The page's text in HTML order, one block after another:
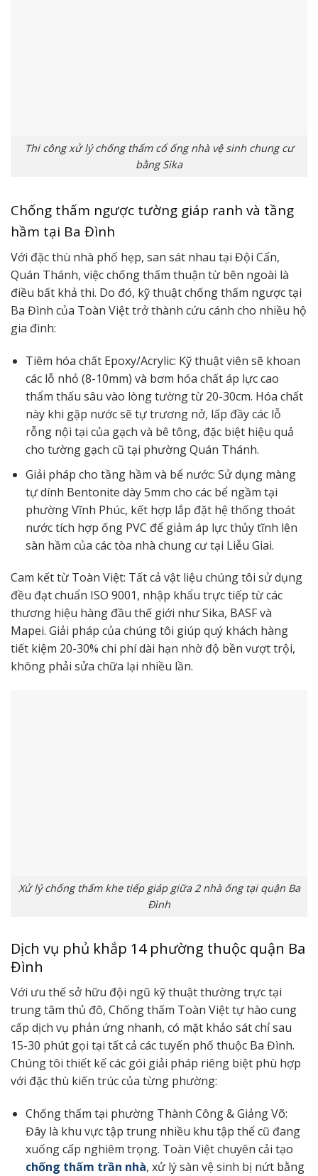
Thi công xử lý chống thấm cổ ống nhà vệ sinh chung cư
bằng Sika
Chống thấm ngược tường giáp ranh và tầng
hầm tại Ba Đình
Với đặc thù nhà phố hẹp, san sát nhau tại Đội Cấn,
Quán Thánh, việc chống thấm thuận từ bên ngoài là
điều bất khả thi. Do đó, kỹ thuật chống thấm ngược tại
Ba Đình của Toàn Việt trở thành cứu cánh cho nhiều hộ
gia đình:
Tiêm hóa chất Epoxy/Acrylic: Kỹ thuật viên sẽ khoan
các lỗ nhỏ (8-10mm) và bơm hóa chất áp lực cao
thẩm thấu sâu vào lòng tường từ 20-30cm. Hóa chất
này khi gặp nước sẽ tự trương nở, lấp đầy các lỗ
rỗng nội tại của gạch và bê tông, đặc biệt hiệu quả
cho tường gạch cũ tại phường Quán Thánh.
Giải pháp cho tầng hầm và bể nước: Sử dụng màng
tự dính Bentonite dày 5mm cho các bể ngầm tại
phường Vĩnh Phúc, kết hợp lắp đặt hệ thống thoát
nước tích hợp ống PVC để giảm áp lực thủy tĩnh lên
sàn hầm của các tòa nhà chung cư tại Liễu Giai.
Cam kết từ Toàn Việt: Tất cả vật liệu chúng tôi sử dụng
đều đạt chuẩn ISO 9001, nhập khẩu trực tiếp từ các
thương hiệu hàng đầu thế giới như Sika, BASF và
Mapei. Giải pháp của chúng tôi giúp quý khách hàng
tiết kiệm 20-30% chi phí dài hạn nhờ độ bền vượt trội,
không phải sửa chữa lại nhiều lần.
Xử lý chống thấm khe tiếp giáp giữa 2 nhà ống tại quận Ba
Đình
Dịch vụ phủ khắp 14 phường thuộc quận Ba
Đình
Với ưu thế sở hữu đội ngũ kỹ thuật thường trực tại
trung tâm thủ đô, Chống thấm Toàn Việt tự hào cung
cấp dịch vụ phản ứng nhanh, có mặt khảo sát chỉ sau
15-30 phút gọi tại tất cả các tuyến phố thuộc Ba Đình.
Chúng tôi thiết kế các gói giải pháp riêng biệt phù hợp
với đặc thù kiến trúc của từng phường:
Chống thấm tại phường Thành Công & Giảng Võ:
Đây là khu vực tập trung nhiều khu tập thể cũ đang
xuống cấp nghiêm trọng. Toàn Việt chuyên cải tạo
chống thấm trần nhà, xử lý sàn vệ sinh bị nứt bằng